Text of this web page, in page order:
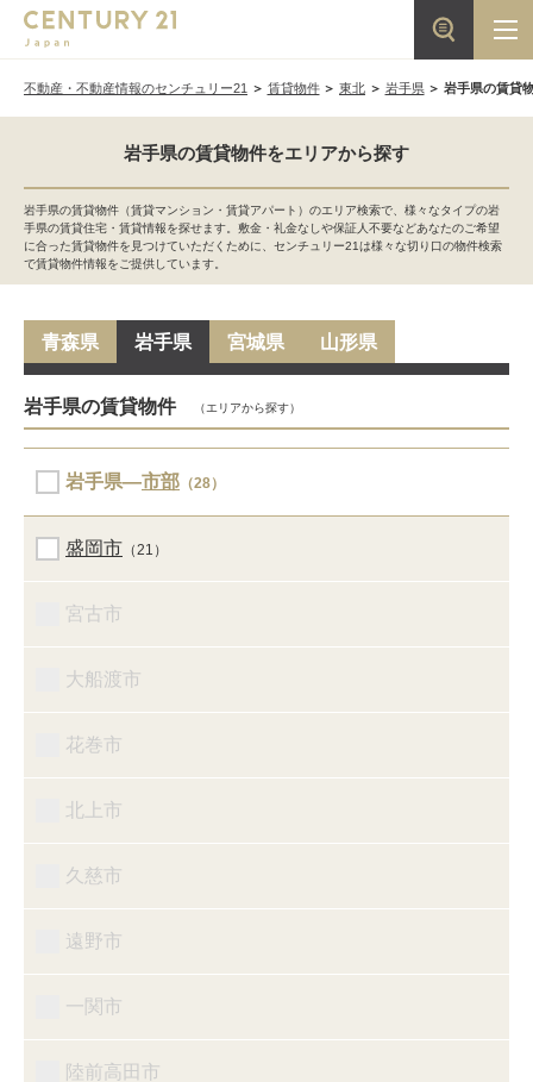
不動産・不動産情報のセンチュリー21 賃貸物件 東北 岩手県 岩手県の賃貸
岩手県の賃貸物件をエリアから探す
岩手県の賃貸物件（賃貸マンション・賃貸アパート）のエリア検索で、様々なタイプの岩
手県の賃貸住宅・賃貸情報を探せます。敷金・礼金なしや保証人不要などあなたのご希望
に合った賃貸物件を見つけていただくために、センチュリー21は様々な切り口の物件検索
で賃貸物件情報をご提供しています。
青森県 岩手県 宮城県 山形県
岩手県の賃貸物件 （エリアから探す）
岩手県―市部 （28）
盛岡市 （21）
宮古市
大船渡市
花巻市
北上市
久慈市
遠野市
一関市
陸前高田市